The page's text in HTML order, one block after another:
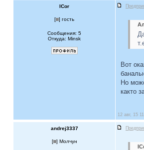
ICor
[ ] гость
Сообщения: 5
Откуда: Minsk
Вот
Но
както
12 авг, 15
andrej3337
[ ] Молчун